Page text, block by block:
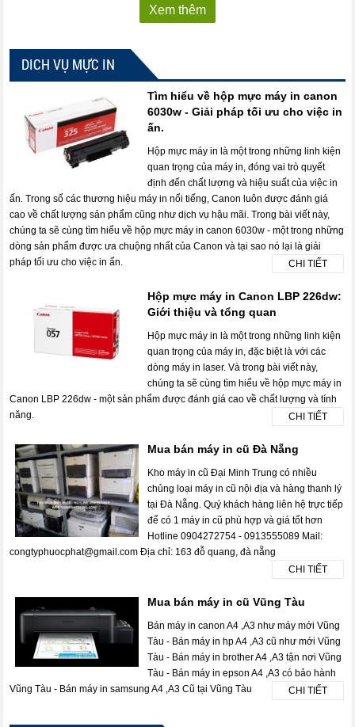
Xem thêm
DICH VỤ MỰC IN
Tìm hiểu về hộp mực máy in canon
6030w - Giải pháp tối ưu cho việc in
ấn.
Hộp mực máy in là một trong những linh kiện
quan trọng của máy in, đóng vai trò quyết
định đến chất lượng và hiệu suất của việc in
ấn. Trong số các thương hiệu máy in nổi tiếng, Canon luôn được đánh giá
cao về chất lượng sản phẩm cũng như dịch vụ hậu mãi. Trong bài viết này,
chúng ta sẽ cùng tìm hiểu về hộp mực máy in canon 6030w - một trong những
dòng sản phẩm được ưa chuộng nhất của Canon và tại sao nó lại là giải
pháp tối ưu cho việc in ấn.
CHI TIẾT
Hộp mực máy in Canon LBP 226dw:
Giới thiệu và tổng quan
Hộp mực máy in là một trong những linh kiện
quan trọng của máy in, đặc biệt là với các
dòng máy in laser. Và trong bài viết này,
chúng ta sẽ cùng tìm hiểu về hộp mực máy in
Canon LBP 226dw - một sản phẩm được đánh giá cao về chất lượng và tính
năng.
CHI TIẾT
Mua bán máy in cũ Đà Nẵng
Kho máy in cũ Đại Minh Trung có nhiều
chủng loại máy in cũ nội địa và hàng thanh lý
tại Đà Nẵng. Quý khách hàng liên hệ trực tiếp
để có 1 máy in cũ phù hợp và giá tốt hơn
Hotline 0904272754 - 0913555089 Mail:
congtyphuocphat@gmail.com Địa chỉ: 163 đỗ quang, đà nẵng
CHI TIẾT
Mua bán máy in cũ Vũng Tàu
Bán máy in canon A4 ,A3 như máy mới Vũng
Tàu - Bán máy in hp A4 ,A3 cũ như mới Vũng
Tàu - Bán máy in brother A4 ,A3 tận nơi Vũng
Tàu - Bán máy in epson A4 ,A3 có bảo hành
Vũng Tàu - Bán máy in samsung A4 ,A3 Cũ tại Vũng Tàu
CHI TIẾT